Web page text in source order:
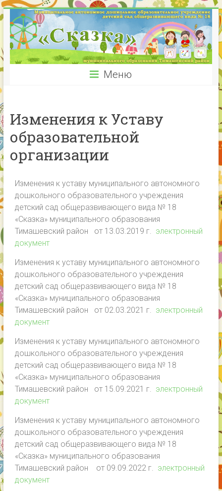
Меню
Изменения к Уставу
образовательной
организации
Изменения к уставу муниципального автономного
дошкольного образовательного учреждения
детский сад общеразвивающего вида № 18
«Сказка» муниципального образования
Тимашевский район от 13.03.2019 г. электронный
документ
Изменения к уставу муниципального автономного
дошкольного образовательного учреждения
детский сад общеразвивающего вида № 18
«Сказка» муниципального образования
Тимашевский район от 02.03.2021 г. электронный
документ
Изменения к уставу муниципального автономного
дошкольного образовательного учреждения
детский сад общеразвивающего вида № 18
«Сказка» муниципального образования
Тимашевский район от 15.09.2021 г. электронный
документ
Изменения к уставу муниципального автономного
дошкольного образовательного учреждения
детский сад общеразвивающего вида № 18
«Сказка» муниципального образования
Тимашевский район от 09.09.2022 г. электронный
документ